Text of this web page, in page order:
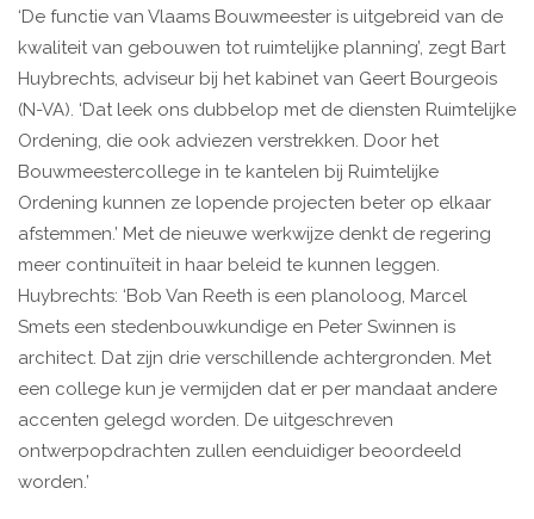
‘De functie van Vlaams Bouwmeester is uitgebreid van de
kwaliteit van gebouwen tot ruimtelijke planning’, zegt Bart
Huybrechts, adviseur bij het kabinet van Geert Bourgeois
(N-VA). ‘Dat leek ons dubbelop met de diensten Ruimtelijke
Ordening, die ook adviezen verstrekken. Door het
Bouwmeestercollege in te kantelen bij Ruimtelijke
Ordening kunnen ze lopende projecten beter op elkaar
afstemmen.’ Met de nieuwe werkwijze denkt de regering
meer continuïteit in haar beleid te kunnen leggen.
Huybrechts: ‘Bob Van Reeth is een planoloog, Marcel
Smets een stedenbouwkundige en Peter Swinnen is
architect. Dat zijn drie verschillende achtergronden. Met
een college kun je vermijden dat er per mandaat andere
accenten gelegd worden. De uitgeschreven
ontwerpopdrachten zullen eenduidiger beoordeeld
worden.’